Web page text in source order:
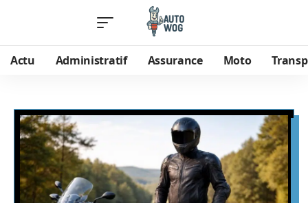
Actu Administratif Assurance Moto